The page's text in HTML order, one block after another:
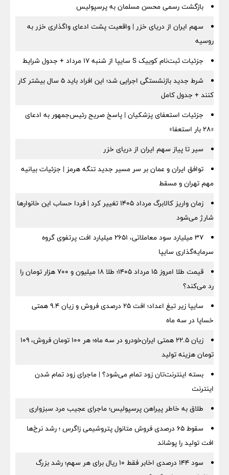
بازگشت رسمی محسن مسلمان به پرسپولیس
سهم ایران از دریای خزر | واقعیت پشت ادعای واگذاری خزر به
روسیه
جزئیات ثبت‌نام کوییک S سایپا از شنبه ۱۷ مرداد + جدول شرایط
شرط جدید بازنشستگی اجرایی شد؛ این افراد باید ۵ سال بیشتر کار
کنند + جدول کامل
جزئیات استعفای پزشکیان | پاسخ صریح رئیس‌جمهور به ادعای
«۲۸ بار استعفا»
سیر تا پیاز سهم ایران از دریای خزر
توافق ایران و عمان بر سر مسیر جدید تنگه هرمز | جزئیات بیانیه
مهم تهران و مسقط
زمان واریز کالابرگ مرداد ۱۴۰۵ تغییر کرد | فردا حساب این خانوارها
شارژ می‌شود
۳۷ میلیارد سود معاملاتی، ۲۶۵۱ میلیارد افت پرتفوی گروه
سرمایه‌گذاری سایپا
قیمت طلا امروز ۱۵ مرداد ۱۴۰۵؛ طلا ۱۸ میلیون و ۷۰۰ هزار تومان را
رد می‌کند؟
سایپا زیر تیغ اعداد؛ افت ۲۵ درصدی فروش و زیان ۹.۴ همتی
خساپا در سه ماه
زیان ۲۲.۵ همتی ایران‌خودرو در سه ماه؛ هر ۱۰۰ تومان فروش، ۱۰۹
تومان هزینه تولید
بسته اینترنت‌تان زود تمام می‌شود؟ | ماجرای زود تمام شدن
اینترنت
طلاق به خاطر پیراهن پرسپولیس؛ ماجرای عجیب مرد سبزواری
سقوط ۶۵ درصدی فروش متانول پتروشیمی زاگرس ؛ رشد نرخ‌ها
افت تولید را پوشاند
سود ۱۴۴ درصدی اخابر فقط ۱۰ ریال برای هر سهم؛ رشد بزرگ